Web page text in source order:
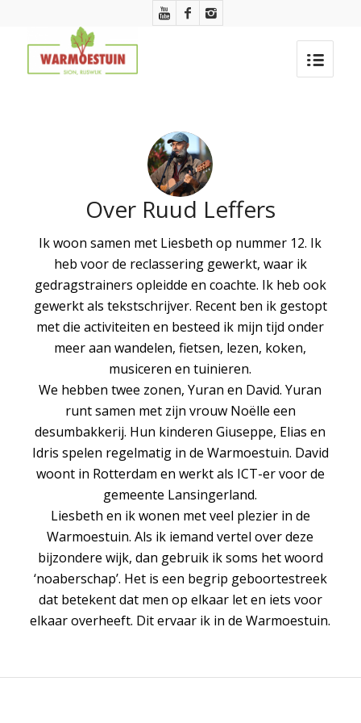
Over Ruud Leffers
Ik woon samen met Liesbeth op nummer 12. Ik
heb voor de reclassering gewerkt, waar ik
gedragstrainers opleidde en coachte. Ik heb ook
gewerkt als tekstschrijver. Recent ben ik gestopt
met die activiteiten en besteed ik mijn tijd onder
meer aan wandelen, fietsen, lezen, koken,
musiceren en tuinieren.
We hebben twee zonen, Yuran en David. Yuran
runt samen met zijn vrouw Noëlle een
desumbakkerij. Hun kinderen Giuseppe, Elias en
Idris spelen regelmatig in de Warmoestuin. David
woont in Rotterdam en werkt als ICT-er voor de
gemeente Lansingerland.
Liesbeth en ik wonen met veel plezier in de
Warmoestuin. Als ik iemand vertel over deze
bijzondere wijk, dan gebruik ik soms het woord
‘noaberschap’. Het is een begrip geboortestreek
dat betekent dat men op elkaar let en iets voor
elkaar overheeft. Dit ervaar ik in de Warmoestuin.